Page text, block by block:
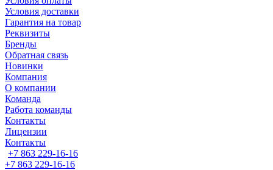
Условия доставки
Гарантия на товар
Реквизиты
Бренды
Обратная связь
Новинки
Компания
О компании
Команда
Работа команды
Контакты
Лицензии
Контакты
+7 863 229-16-16
+7 863 229-16-16